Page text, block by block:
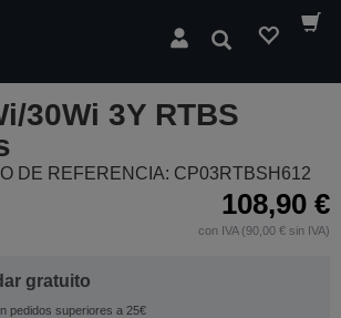
Buscar
30Wi 3Y RTBS
DE REFERENCIA: CP03RTBSH612
108,90 €
con IVA (90,00 € sin IVA)
gratuito
pedidos superiores a 25€